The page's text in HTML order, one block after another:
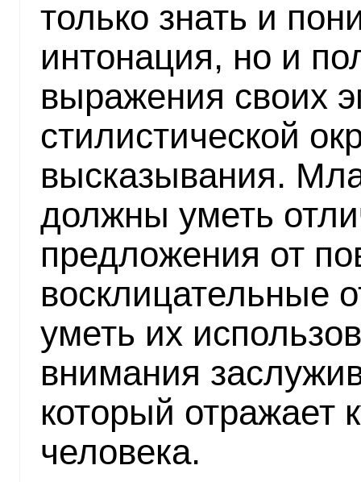
только знать и
интонация, но и
выражения своих
стилистической
высказывания.
должны уметь
предложения от
восклицательные
уметь их
внимания
который отражает
человека.